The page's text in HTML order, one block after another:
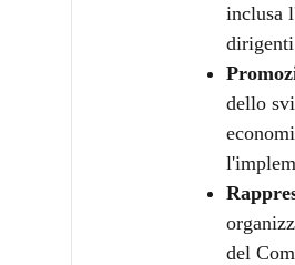
inclusa
dello
del